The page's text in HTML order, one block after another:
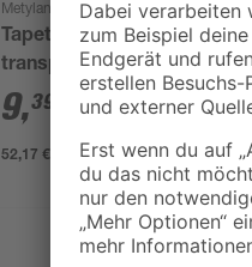
Metylan
Tapetenkleister 'Vlies'
transparent 180 g
9,39
52,17 € / Kilogramm